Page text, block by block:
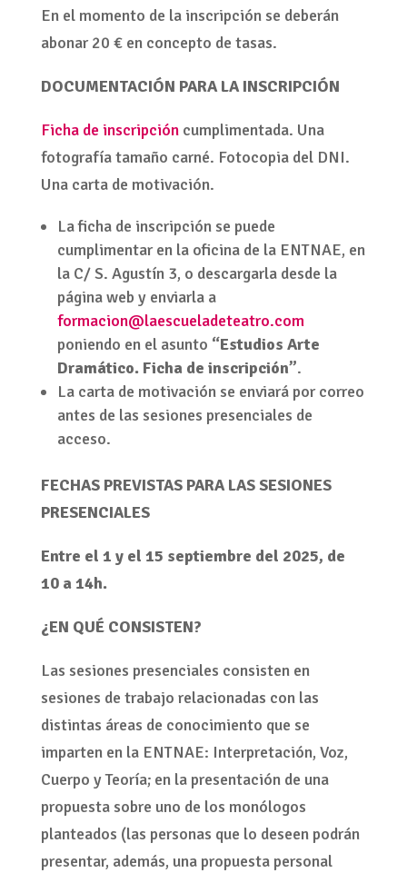
En el momento de la inscripción se deberán
abonar 20 € en concepto de tasas.
DOCUMENTACIÓN PARA LA INSCRIPCIÓN
Ficha de inscripcióncumplimentada. Una
fotografía tamaño carné. Fotocopia del DNI.
Una carta de motivación.
La ficha de inscripción se puede
cumplimentar en la oficina de la ENTNAE, en
la C/ S. Agustín 3, o descargarla desde la
página web y enviarla a
formacion@laescueladeteatro.com
poniendo en el asunto “Estudios Arte
Dramático. Ficha de inscripción”.
La carta de motivación se enviará por correo
antes de las sesiones presenciales de
acceso.
FECHAS PREVISTAS PARA LAS SESIONES
PRESENCIALES
Entre el 1 y el 15 septiembre del 2025, de
10 a 14h.
¿EN QUÉ CONSISTEN?
Las sesiones presenciales consisten en
sesiones de trabajo relacionadas con las
distintas áreas de conocimiento que se
imparten en la ENTNAE: Interpretación, Voz,
Cuerpo y Teoría; en la presentación de una
propuesta sobre uno de los monólogos
planteados (las personas que lo deseen podrán
presentar, además, una propuesta personal